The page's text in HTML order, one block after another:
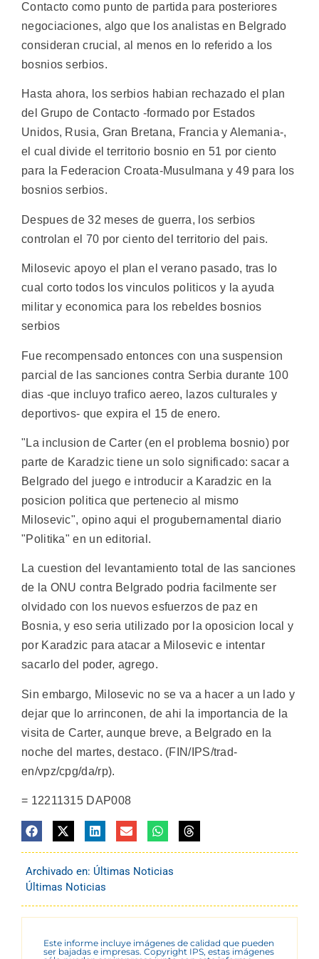
Contacto como punto de partida para posteriores
negociaciones, algo que los analistas en Belgrado
consideran crucial, al menos en lo referido a los
bosnios serbios.
Hasta ahora, los serbios habian rechazado el plan
del Grupo de Contacto -formado por Estados
Unidos, Rusia, Gran Bretana, Francia y Alemania-,
el cual divide el territorio bosnio en 51 por ciento
para la Federacion Croata-Musulmana y 49 para los
bosnios serbios.
Despues de 32 meses de guerra, los serbios
controlan el 70 por ciento del territorio del pais.
Milosevic apoyo el plan el verano pasado, tras lo
cual corto todos los vinculos politicos y la ayuda
militar y economica para los rebeldes bosnios
serbios
Fue recompensado entonces con una suspension
parcial de las sanciones contra Serbia durante 100
dias -que incluyo trafico aereo, lazos culturales y
deportivos- que expira el 15 de enero.
"La inclusion de Carter (en el problema bosnio) por
parte de Karadzic tiene un solo significado: sacar a
Belgrado del juego e introducir a Karadzic en la
posicion politica que pertenecio al mismo
Milosevic", opino aqui el progubernamental diario
"Politika" en un editorial.
La cuestion del levantamiento total de las sanciones
de la ONU contra Belgrado podria facilmente ser
olvidado con los nuevos esfuerzos de paz en
Bosnia, y eso seria utilizado por la oposicion local y
por Karadzic para atacar a Milosevic e intentar
sacarlo del poder, agrego.
Sin embargo, Milosevic no se va a hacer a un lado y
dejar que lo arrinconen, de ahi la importancia de la
visita de Carter, aunque breve, a Belgrado en la
noche del martes, destaco. (FIN/IPS/trad-
en/vpz/cpg/da/rp).
= 12211315 DAP008
Archivado en: Últimas Noticias
Últimas Noticias
Este informe incluye imágenes de calidad que pueden
ser bajadas e impresas. Copyright IPS, estas imágenes